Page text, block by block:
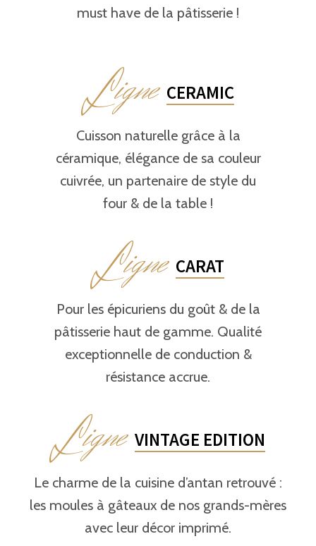
must have de la pâtisserie !
L
igne CERAMIC
Cuisson naturelle grâce à la
céramique, élégance de sa couleur
cuivrée, un partenaire de style du
four & de la table !
L
igne CARAT
Pour les épicuriens du goût & de la
pâtisserie haut de gamme. Qualité
exceptionnelle de conduction &
résistance accrue.
L
igne VINTAGE EDITION
Le charme de la cuisine d’antan retrouvé :
les moules à gâteaux de nos grands-mères
avec leur décor imprimé.